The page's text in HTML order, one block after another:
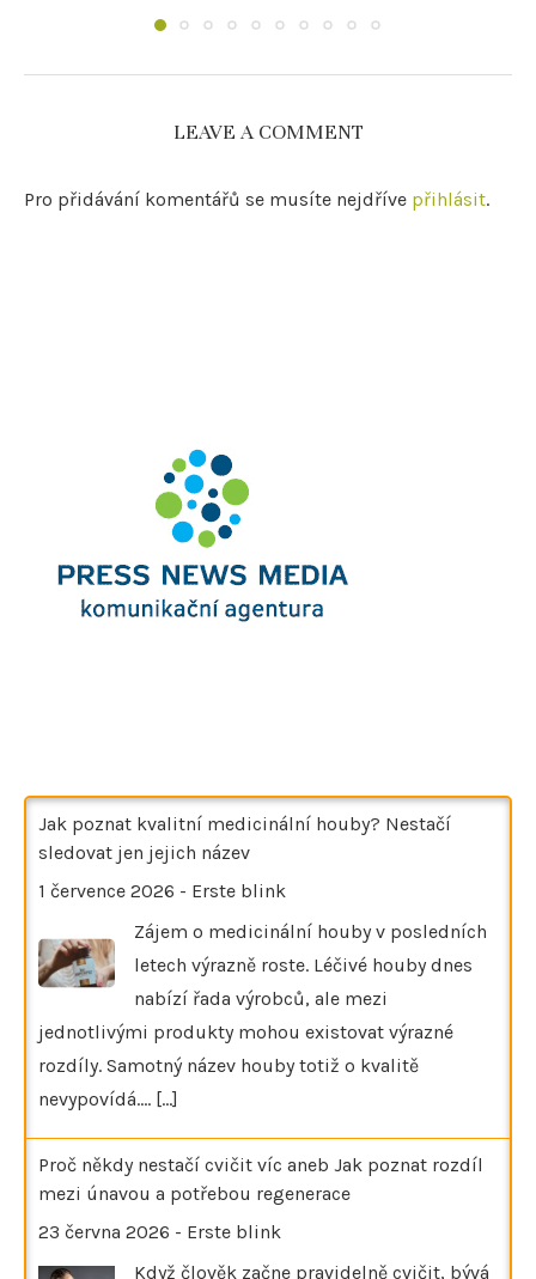
LEAVE A COMMENT
Pro přidávání komentářů se musíte nejdříve přihlásit.
Jak poznat kvalitní medicinální houby? Nestačí
sledovat jen jejich název
1 července 2026 - Erste blink
Zájem o medicinální houby v posledních
letech výrazně roste. Léčivé houby dnes
nabízí řada výrobců, ale mezi
jednotlivými produkty mohou existovat výrazné
rozdíly. Samotný název houby totiž o kvalitě
nevypovídá.… [...]
Proč někdy nestačí cvičit víc aneb Jak poznat rozdíl
mezi únavou a potřebou regenerace
23 června 2026 - Erste blink
Když člověk začne pravidelně cvičit, bývá